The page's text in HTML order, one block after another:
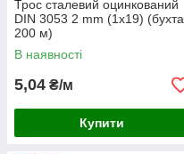
Трос сталевий оцинкований
DIN 3053 2 mm (1x19) (бухта
200 м)
В наявності
5,04 ₴/м
Купити